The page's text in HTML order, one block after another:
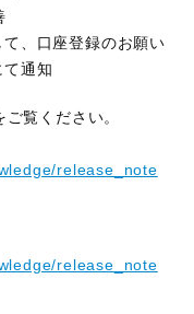
、口座登録のお願い
通知
覧ください。
release_note
release_note